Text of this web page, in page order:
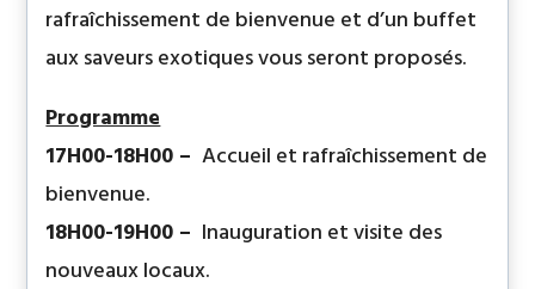
rafraîchissement de bienvenue et d’un buffet
aux saveurs exotiques vous seront proposés.
Programme
17H00-18H00 – Accueil et rafraîchissement de
bienvenue.
18H00-19H00 – Inauguration et visite des
nouveaux locaux.